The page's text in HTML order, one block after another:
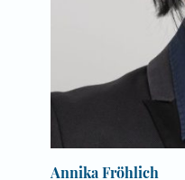
Annika Fröhlich